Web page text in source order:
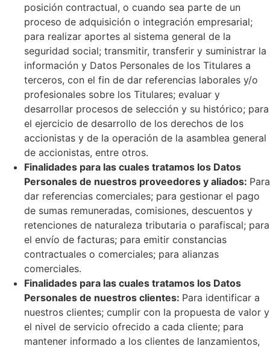
posición contractual, o cuando sea parte de un
proceso de adquisición o integración empresarial;
para realizar aportes al sistema general de la
seguridad social; transmitir, transferir y suministrar la
información y Datos Personales de los Titulares a
terceros, con el fin de dar referencias laborales y/o
profesionales sobre los Titulares; evaluar y
desarrollar procesos de selección y su histórico; para
el ejercicio de desarrollo de los derechos de los
accionistas y de la operación de la asamblea general
de accionistas, entre otros.
Finalidades para las cuales tratamos los Datos
Personales de nuestros proveedores y aliados: Para
dar referencias comerciales; para gestionar el pago
de sumas remuneradas, comisiones, descuentos y
retenciones de naturaleza tributaria o parafiscal; para
el envío de facturas; para emitir constancias
contractuales o comerciales; para alianzas
comerciales.
Finalidades para las cuales tratamos los Datos
Personales de nuestros clientes: Para identificar a
nuestros clientes; cumplir con la propuesta de valor y
el nivel de servicio ofrecido a cada cliente; para
mantener informado a los clientes de lanzamientos,